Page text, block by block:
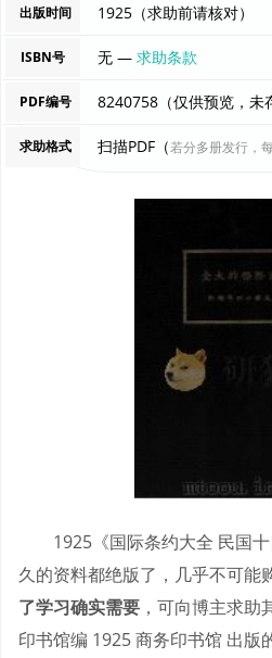
出版时间 1925（求助前请核对）
ISBN号 无 —求助条款
PDF编号 8240758（仅供预览，未
求助格式 扫描PDF（若分多册发行，
1925《国际条约大全 民国
久的资料都绝版了，几乎不可能
了学习确实需要 ，可向博主求助
印书馆编 1925 商务印书馆 出版